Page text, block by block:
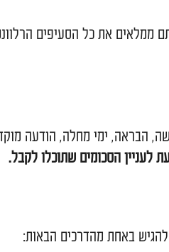
נסו לאתר אותם או
העבודה. אם חסרים
ימי מחלה (במידה ואלה
עדויות, וכדומה.